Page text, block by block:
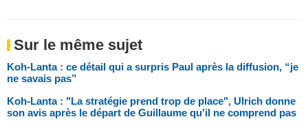
Sur le même sujet
Koh-Lanta : ce détail qui a surpris Paul après la diffusion, “je
ne savais pas”
Koh-Lanta : "La stratégie prend trop de place", Ulrich donne
son avis après le départ de Guillaume qu'il ne comprend pas